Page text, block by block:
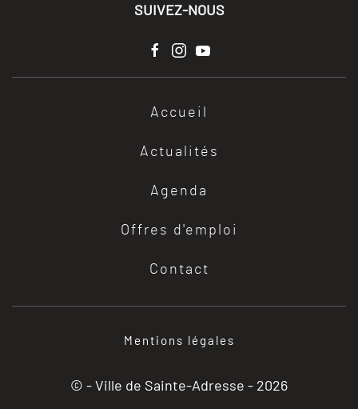
SUIVEZ-NOUS
Accueil
Actualités
Agenda
Offres d'emploi
Contact
Mentions légales
© - Ville de Sainte-Adresse - 2026